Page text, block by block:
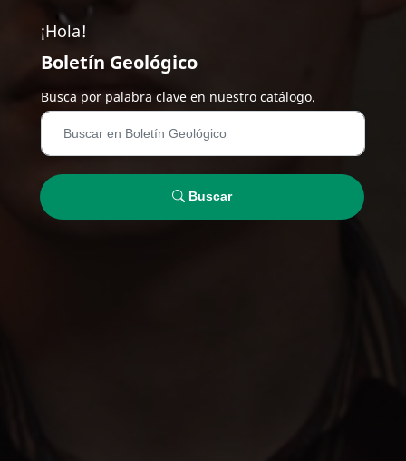
¡Hola!
Boletín Geológico
Busca por palabra clave en nuestro catálogo.
Buscar